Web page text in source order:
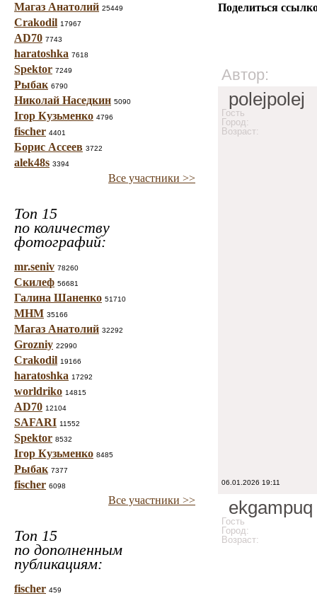
Магаз Анатолий 25449
Crakodil 17967
AD70 7743
haratoshka 7618
Spektor 7249
Рыбак 6790
Николай Наседкин 5090
Ігор Кузьменко 4796
fischer 4401
Борис Ассеев 3722
alek48s 3394
Все участники >>
Топ 15
по количеству
фотографий:
mr.seniv 78260
Скилеф 56681
Галина Шаненко 51710
МНМ 35166
Магаз Анатолий 32292
Grozniy 22990
Crakodil 19166
haratoshka 17292
worldriko 14815
AD70 12104
SAFARI 11552
Spektor 8532
Ігор Кузьменко 8485
Рыбак 7377
fischer 6098
Все участники >>
Топ 15
по дополненным
публикациям:
fischer 459
Поделиться
Автор:
polejpolej
Гость
Город:
Возраст:
06.01.2026 19:11
ekgampuq
Гость
Город:
Возраст: